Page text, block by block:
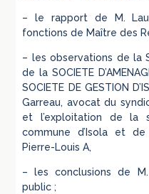
– le rapport de M.
fonctions de Maître des
– les observations de la
de la SOCIETE
SOCIETE DE GESTION
Garreau, avocat du
et l’exploitation de la
commune d’Isola et
Pierre-Louis A,
– les conclusions de
public ;